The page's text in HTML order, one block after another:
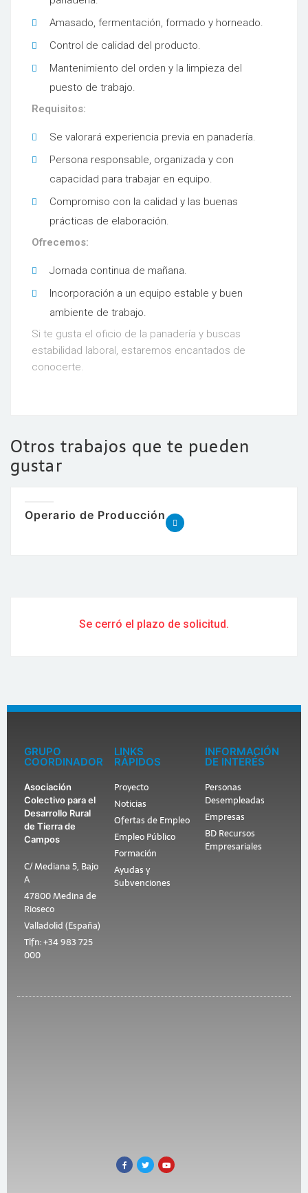
Amasado, fermentación, formado y horneado.
Control de calidad del producto.
Mantenimiento del orden y la limpieza del
puesto de trabajo.
Requisitos:
Se valorará experiencia previa en panadería.
Persona responsable, organizada y con
capacidad para trabajar en equipo.
Compromiso con la calidad y las buenas
prácticas de elaboración.
Ofrecemos:
Jornada continua de mañana.
Incorporación a un equipo estable y buen
ambiente de trabajo.
Si te gusta el oficio de la panadería y buscas
estabilidad laboral, estaremos encantados de
conocerte.
Otros trabajos que te pueden
gustar
Operario de Producción
Se cerró el plazo de solicitud.
GRUPO
COORDINADOR
Asociación
Colectivo para el
Desarrollo Rural
de Tierra de
Campos
C/ Mediana 5, Bajo
A
47800 Medina de
Rioseco
Valladolid (España)
Tlfn: +34 983 725
000
LINKS
RÁPIDOS
Proyecto
Noticias
Ofertas de Empleo
Empleo Público
Formación
Ayudas y
Subvenciones
INFORMACIÓN
DE INTERÉS
Personas
Desempleadas
Empresas
BD Recursos
Empresariales